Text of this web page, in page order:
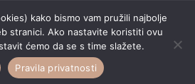
kako bismo vam pružili najbolje
stranici. Ako nastavite koristiti ovu
ćemo da se s time slažete.
Pravila privatnosti